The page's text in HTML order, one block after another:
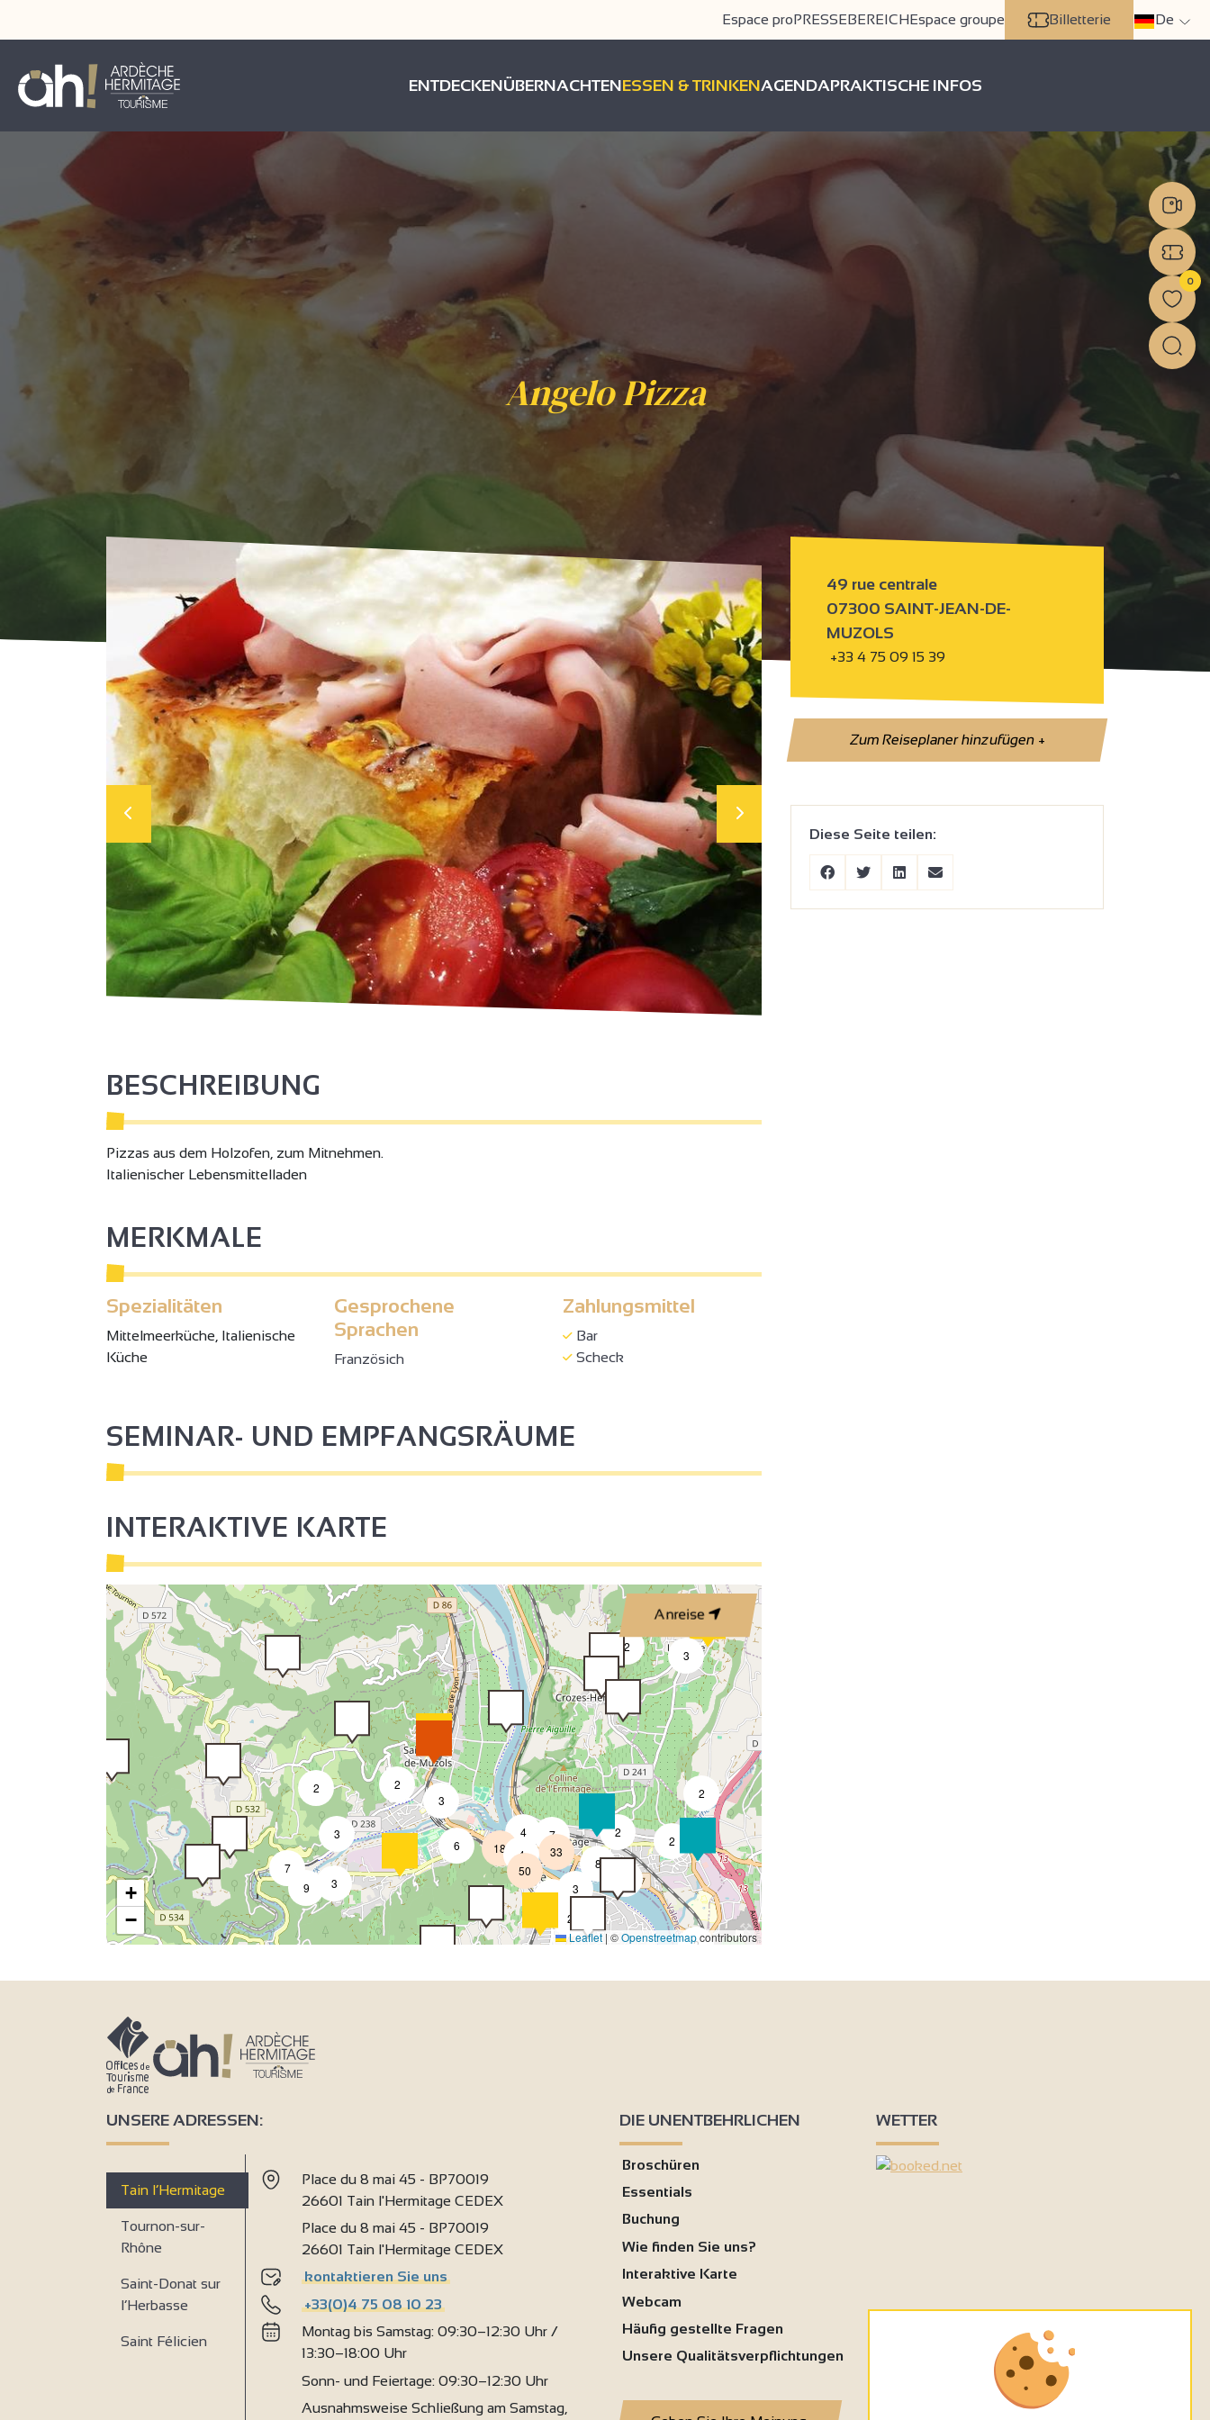
Espace proPRESSEBEREICHEspace groupe Billetterie De
ENTDECKENÜBERNACHTENESSEN & TRINKENAGENDAPRAKTISCHE INFOS
Angelo Pizza
49 rue centrale
07300 SAINT-JEAN-DE-
MUZOLS
+33 4 75 09 15 39
Zum Reiseplaner hinzufügen+
Diese Seite teilen:
BESCHREIBUNG
Pizzas aus dem Holzofen, zum Mitnehmen.
Italienischer Lebensmittelladen
MERKMALE
Spezialitäten
Mittelmeerküche, Italienische
Küche
Gesprochene
Sprachen
Französich
Zahlungsmittel
Bar
Scheck
SEMINAR- UND EMPFANGSRÄUME
INTERAKTIVE KARTE
Anreise
3
3
2
2
2
2
2
2
3
2
2
2
8
7
2
3
3
9
3
6
4
4
18
7
2
3
50
33
+
−
Leaflet | ©Openstreetmapcontributors
UNSERE ADRESSEN:
Tain l’Hermitage
Tournon-sur-
Rhône
Saint-Donat sur
l’Herbasse
Saint Félicien
Place du 8 mai 45 - BP70019
26601 Tain l'Hermitage CEDEX
Place du 8 mai 45 - BP70019
26601 Tain l'Hermitage CEDEX
kontaktieren Sie uns
+33(0)4 75 08 10 23
Montag bis Samstag: 09:30–12:30 Uhr /
13:30–18:00 Uhr
Sonn- und Feiertage: 09:30–12:30 Uhr
Ausnahmsweise Schließung am Samstag,
DIE UNENTBEHRLICHEN
Broschüren
Essentials
Buchung
Wie finden Sie uns?
Interaktive Karte
Webcam
Häufig gestellte Fragen
Unsere Qualitätsverpflichtungen
WETTER
0